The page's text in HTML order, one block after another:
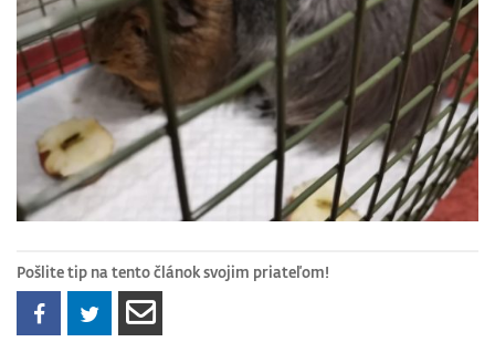
Pošlite tip na tento článok svojim priateľom!